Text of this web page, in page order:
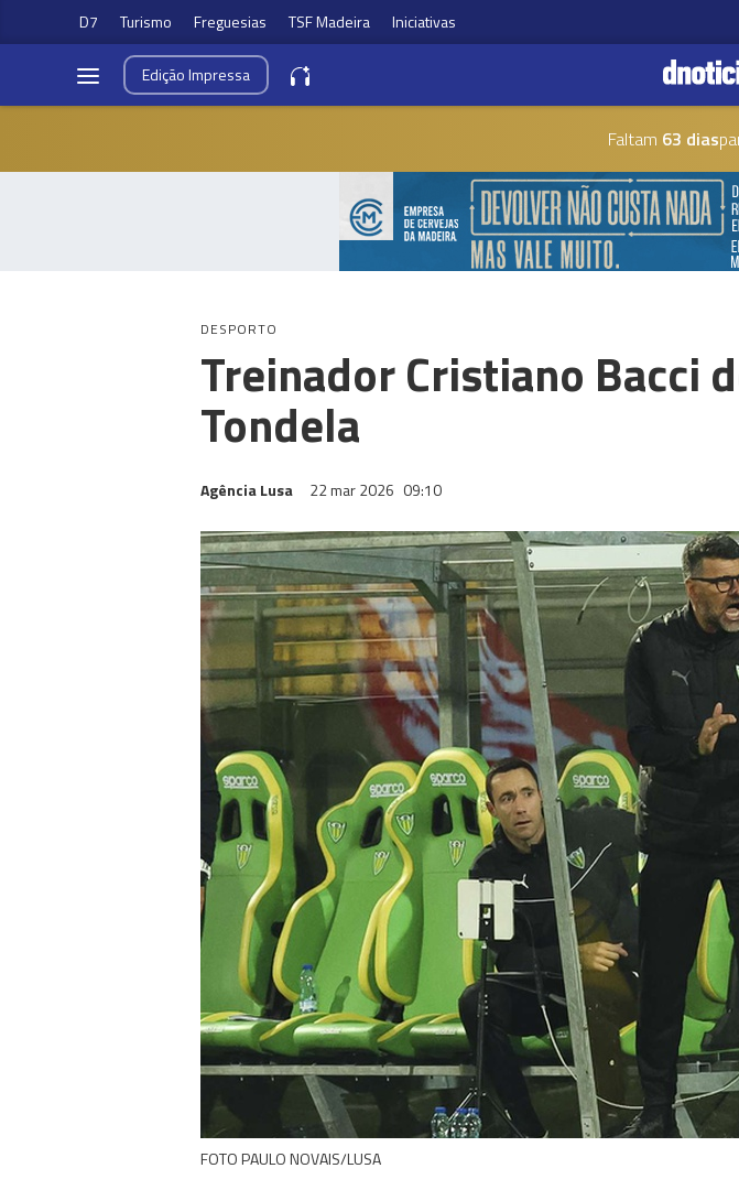
D7 Turismo Freguesias TSF Madeira Iniciativas
EdiçãoImpressa
Faltam 63 dias
DESPORTO
Treinador Cristiano Bacci
Tondela
Agência Lusa 22 mar 2026 09:10
FOTO PAULO NOVAIS/LUSA